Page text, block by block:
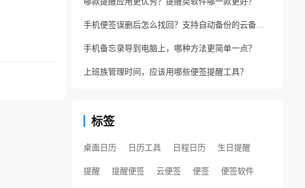
手机便签误删后怎么找回？支持自动备份的云备忘录软件
手机备忘录导到电脑上，哪种方法更简单一点？
上班族管理时间，应该用哪些便签提醒工具？
标签
桌面日历 日历工具 日程日历 生日提醒
提醒 提醒便签 云便签 便签 便签软件